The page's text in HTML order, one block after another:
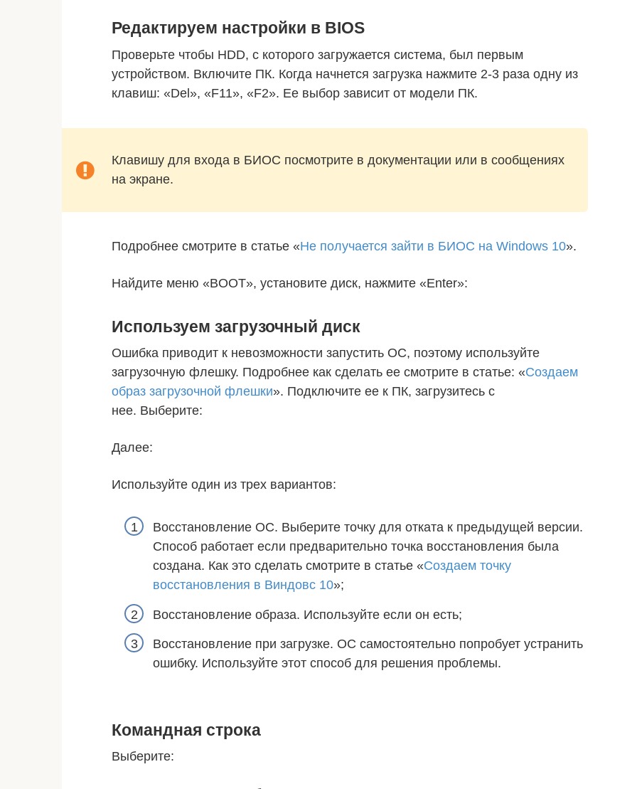
Редактируем настройки в BIOS
Проверьте чтобы HDD, с которого загружается система, был первым
устройством. Включите ПК. Когда начнется загрузка нажмите 2-3 раза одну из
клавиш: «Del», «F11», «F2». Ее выбор зависит от модели ПК.
Клавишу для входа в БИОС посмотрите в документации или в сообщениях
на экране.
Подробнее смотрите в статье «Не получается зайти в БИОС на Windows 10».
Найдите меню «BOOT», установите диск, нажмите «Enter»:
Используем загрузочный диск
Ошибка приводит к невозможности запустить ОС, поэтому используйте
загрузочную флешку. Подробнее как сделать ее смотрите в статье: «Создаем
образ загрузочной флешки». Подключите ее к ПК, загрузитесь с
нее. Выберите:
Далее:
Используйте один из трех вариантов:
Восстановление ОС. Выберите точку для отката к предыдущей версии.
Способ работает если предварительно точка восстановления была
создана. Как это сделать смотрите в статье «Создаем точку
восстановления в Виндовс 10»;
Восстановление образа. Используйте если он есть;
Восстановление при загрузке. ОС самостоятельно попробует устранить
ошибку. Используйте этот способ для решения проблемы.
Командная строка
Выберите: